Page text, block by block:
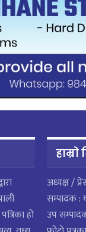
हो
हाम्राे
अध्यक्ष /
सम्पादक :
उप